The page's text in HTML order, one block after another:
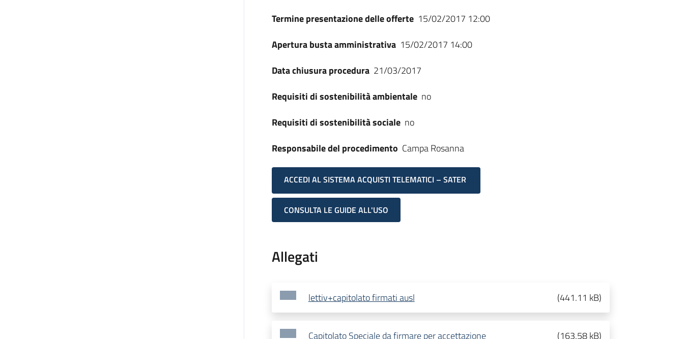
Termine presentazione delle offerte 15/02/2017 12:00
Apertura busta amministrativa 15/02/2017 14:00
Data chiusura procedura 21/03/2017
Requisiti di sostenibilità ambientale no
Requisiti di sostenibilità sociale no
Responsabile del procedimento Campa Rosanna
ACCEDI AL SISTEMA ACQUISTI TELEMATICI – SATER
CONSULTA LE GUIDE ALL'USO
Allegati
lettiv+capitolato firmati ausl (441.11 kB)
Capitolato Speciale da firmare per accettazione (163.58 kB)